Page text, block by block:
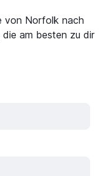
von Norfolk nach
die am besten zu dir